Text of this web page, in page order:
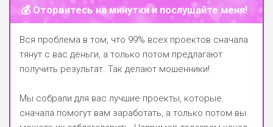
💰 Оторвитесь на минутки и послушайте меня!
Вся проблема в том, что 99% всех проектов сначала
тянут с вас деньги, а только потом предлагают
получить результат. Так делают мошенники!
Мы собрали для вас лучшие проекты, которые
сначала помогут вам заработать, а только потом вы